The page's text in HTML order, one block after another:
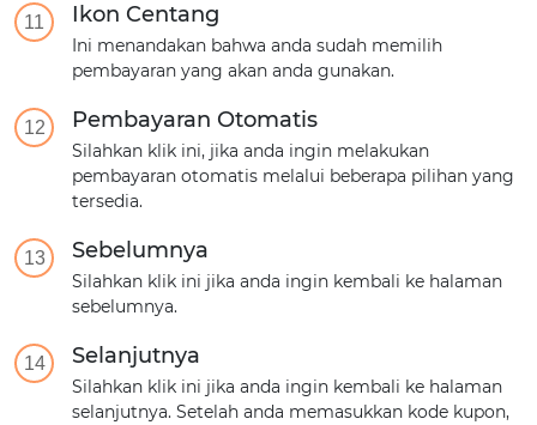
11 Ikon Centang
Ini menandakan bahwa anda sudah memilih
pembayaran yang akan anda gunakan.
12 Pembayaran Otomatis
Silahkan klik ini, jika anda ingin melakukan
pembayaran otomatis melalui beberapa pilihan yang
tersedia.
13 Sebelumnya
Silahkan klik ini jika anda ingin kembali ke halaman
sebelumnya.
14 Selanjutnya
Silahkan klik ini jika anda ingin kembali ke halaman
selanjutnya. Setelah anda memasukkan kode kupon,